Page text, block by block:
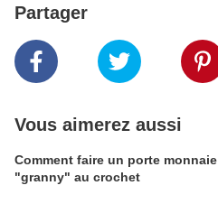
Partager
Vous aimerez aussi
Comment faire un porte monnaie
"granny" au crochet